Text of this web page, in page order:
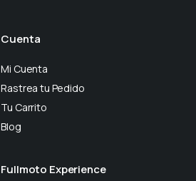
Cuenta
Mi Cuenta
Rastrea tu Pedido
Tu Carrito
Blog
Fullmoto Experience